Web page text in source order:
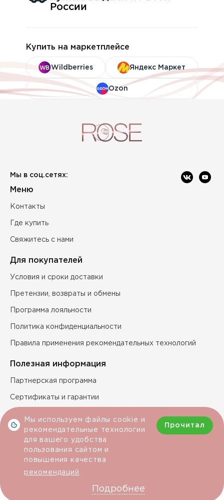
России
Купить на маркетплейсе
Wildberries Яндекс Маркет
Ozon
Мы в соц.сетях:
Меню
Контакты
Где купить
Свяжитесь с нами
Для покупателей
Условия и сроки доставки
Претензии, возвраты и обмены
Программа лояльности
Политика конфиденциальности
Правила применения рекомендательных технологий
Полезная информация
Партнерская программа
Сертификаты и гарантии
Условия покупки
© 2011 - 2026 rose-oboi.ru
Мы используем файлы cookie и
рекомендательные технологии
для вашего удобства
пользования сайтом и
повышения качества
рекомендаций
Подробнее
Прочитал